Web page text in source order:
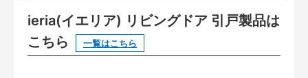
ieria(イエリア) リビングドア 引戸製品は
こちら
一覧はこちら